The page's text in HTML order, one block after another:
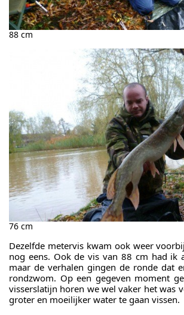
88 cm
76 cm
Dezelfde metervis kwam ook weer
nog eens. Ook de vis van 88 cm had ik
maar de verhalen gingen de ronde dat
rondzwom. Op een gegeven moment
visserslatijn horen we wel vaker het was
groter en moeilijker water te gaan vissen.